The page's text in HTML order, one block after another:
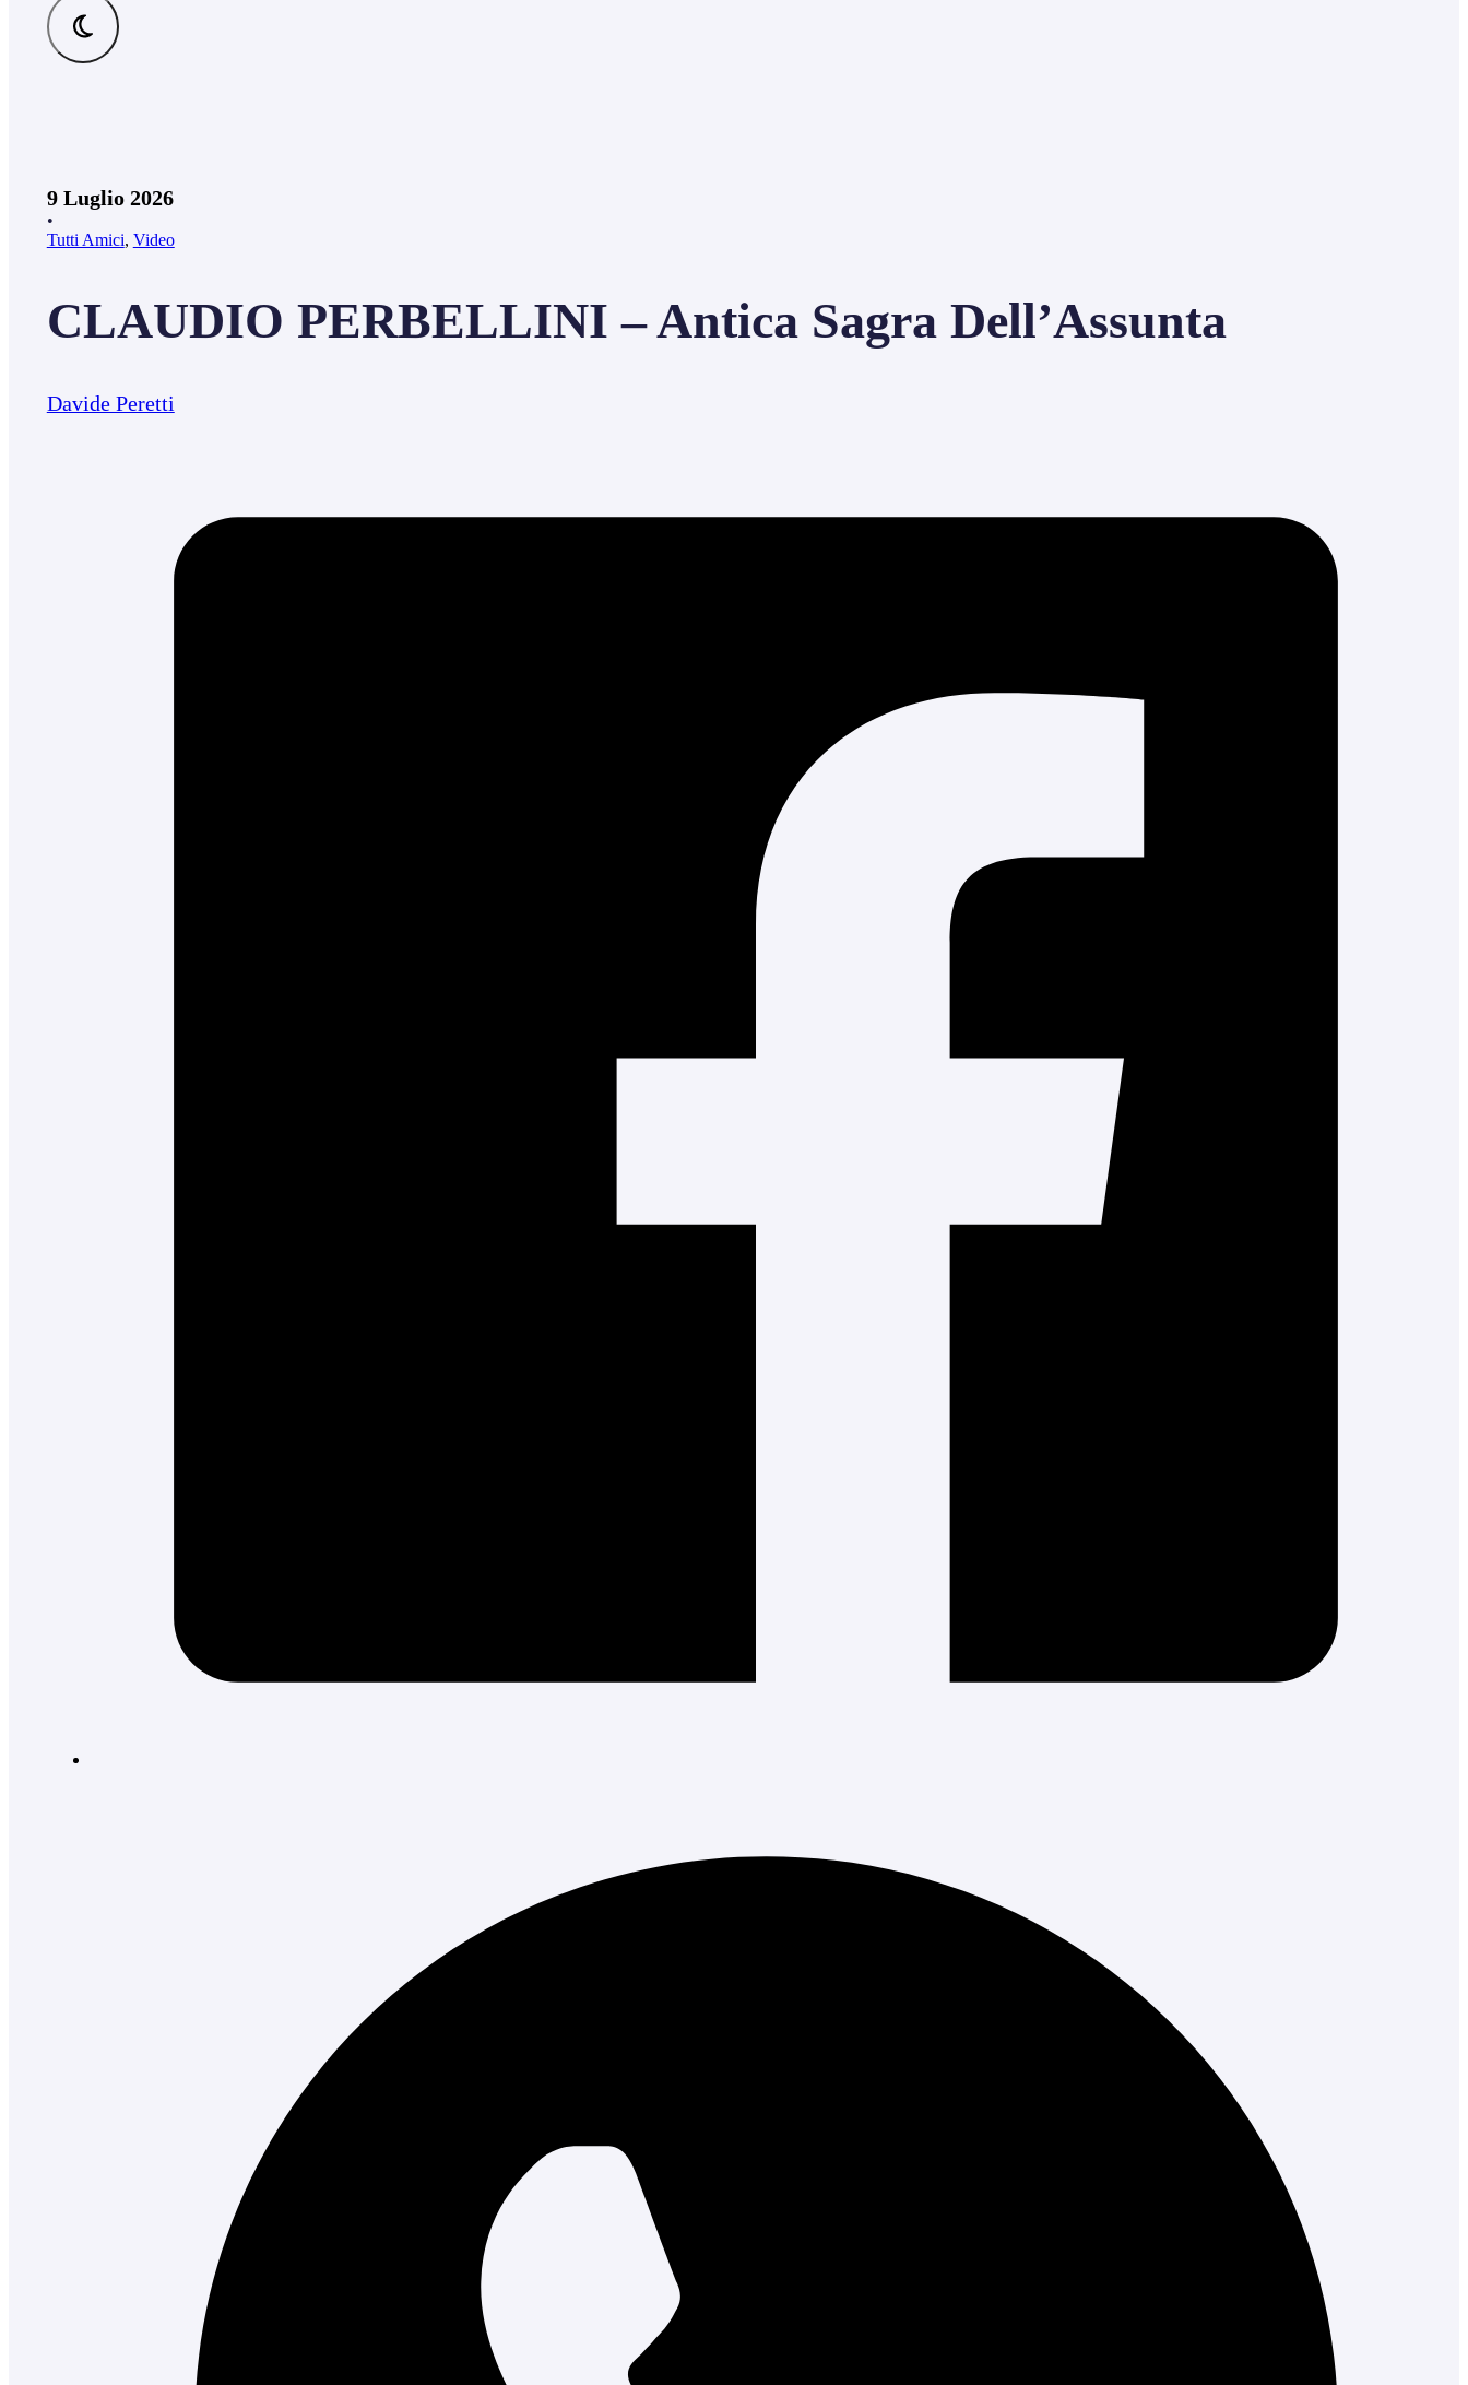
9 Luglio 2026
•
Tutti Amici, Video
CLAUDIO PERBELLINI – Antica Sagra Dell’Assunta
Davide Peretti